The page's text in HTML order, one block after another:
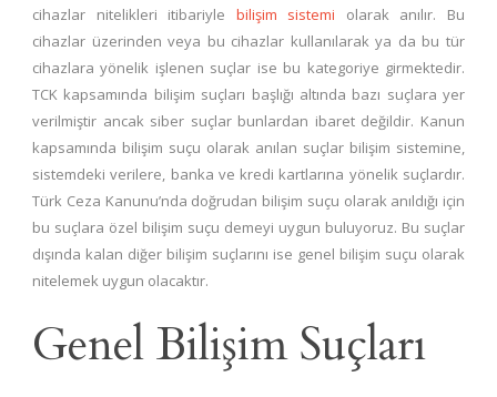
cihazlar nitelikleri itibariyle bilişim sistemi olarak anılır. Bu
cihazlar üzerinden veya bu cihazlar kullanılarak ya da bu tür
cihazlara yönelik işlenen suçlar ise bu kategoriye girmektedir.
TCK kapsamında bilişim suçları başlığı altında bazı suçlara yer
verilmiştir ancak siber suçlar bunlardan ibaret değildir. Kanun
kapsamında bilişim suçu olarak anılan suçlar bilişim sistemine,
sistemdeki verilere, banka ve kredi kartlarına yönelik suçlardır.
Türk Ceza Kanunu’nda doğrudan bilişim suçu olarak anıldığı için
bu suçlara özel bilişim suçu demeyi uygun buluyoruz. Bu suçlar
dışında kalan diğer bilişim suçlarını ise genel bilişim suçu olarak
nitelemek uygun olacaktır.
Genel Bilişim Suçları